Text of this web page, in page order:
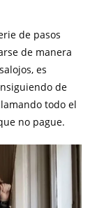
de pasos
de manera
es
de
todo el
no pague.